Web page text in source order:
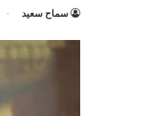
سماح سعيد